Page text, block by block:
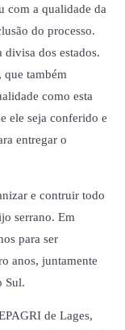
com a qualidade da
do processo.
dos estados.
que também
como esta
ele seja conferido e
entregar o
e contruir todo
serrano. Em
para ser
anos, juntamente
Sul.
de Lages,